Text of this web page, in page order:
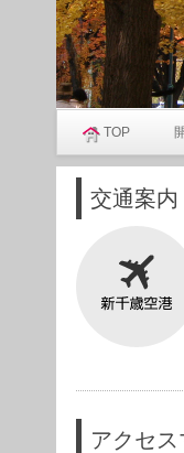
TOP
交通案内
アクセ